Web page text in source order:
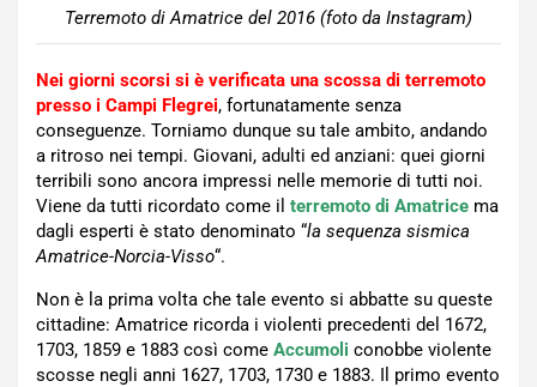
Terremoto di Amatrice del 2016 (foto da Instagram)
Nei giorni scorsi si è verificata una scossa di terremoto
presso i Campi Flegrei, fortunatamente senza
conseguenze. Torniamo dunque su tale ambito, andando
a ritroso nei tempi. Giovani, adulti ed anziani: quei giorni
terribili sono ancora impressi nelle memorie di tutti noi.
Viene da tutti ricordato come il terremoto di Amatrice ma
dagli esperti è stato denominato “la sequenza sismica
Amatrice-Norcia-Visso“.
Non è la prima volta che tale evento si abbatte su queste
cittadine: Amatrice ricorda i violenti precedenti del 1672,
1703, 1859 e 1883 così come Accumoli conobbe violente
scosse negli anni 1627, 1703, 1730 e 1883. Il primo evento